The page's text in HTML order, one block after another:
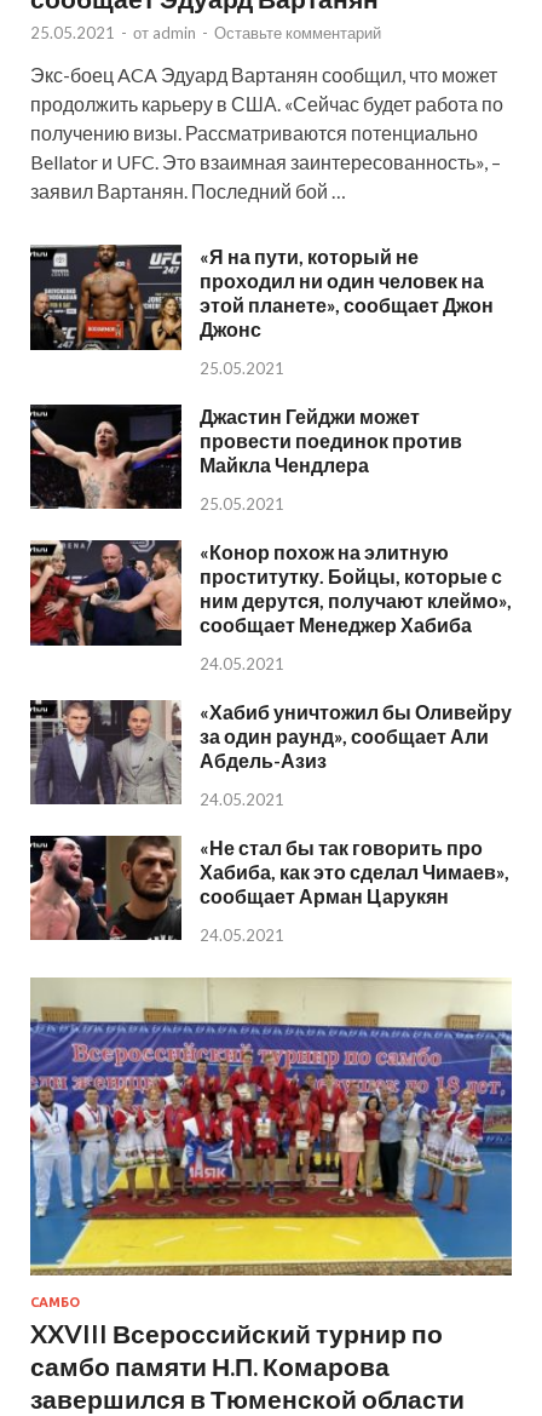
25.05.2021 - от admin - Оставьте комментарий
Экс-боец ACA Эдуард Вартанян сообщил, что может
продолжить карьеру в США. «Сейчас будет работа по
получению визы. Рассматриваются потенциально
Bellator и UFC. Это взаимная заинтересованность», –
заявил Вартанян. Последний бой …
«Я на пути, который не
проходил ни один человек на
этой планете», сообщает Джон
Джонс
25.05.2021
Джастин Гейджи может
провести поединок против
Майкла Чендлера
25.05.2021
«Конор похож на элитную
проститутку. Бойцы, которые с
ним дерутся, получают клеймо»,
сообщает Менеджер Хабиба
24.05.2021
«Хабиб уничтожил бы Оливейру
за один раунд», сообщает Али
Абдель-Азиз
24.05.2021
«Не стал бы так говорить про
Хабиба, как это сделал Чимаев»,
сообщает Арман Царукян
24.05.2021
САМБО
XXVIII Всероссийский турнир по
самбо памяти Н.П. Комарова
завершился в Тюменской области